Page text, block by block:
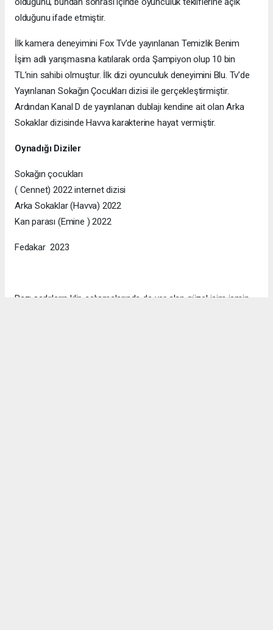
olduğunu ifade etmiştir.
İlk kamera deneyimini Fox Tv’de yayınlanan Temizlik Benim
İşim adlı yarışmasına katılarak orda Şampiyon olup 10 bin
TL’nin sahibi olmuştur. İlk dizi oyunculuk deneyimini Blu. Tv’de
Yayınlanan Sokağın Çocukları dizisi ile gerçekleştirmiştir.
Ardından Kanal D de yayınlanan dublajı kendine ait olan Arka
Sokaklar dizisinde Havva karakterine hayat vermiştir.
Oynadığı Diziler
Sokağın çocukları
( Cennet) 2022 internet dizisi
Arka Sokaklar (Havva) 2022
Kan parası (Emine ) 2022
Fedakar 2023
Bazı şarkıların klip çalışmalarında da yer alan güzel isim ismin